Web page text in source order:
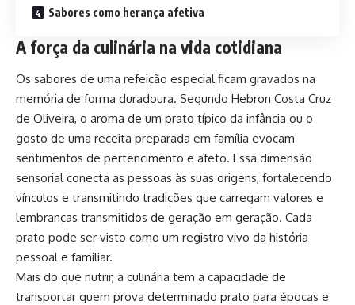
Sabores como herança afetiva
A força da culinária na vida cotidiana
Os sabores de uma refeição especial ficam gravados na
memória de forma duradoura. Segundo Hebron Costa Cruz
de Oliveira, o aroma de um prato típico da infância ou o
gosto de uma receita preparada em família evocam
sentimentos de pertencimento e afeto. Essa dimensão
sensorial conecta as pessoas às suas origens, fortalecendo
vínculos e transmitindo tradições que carregam valores e
lembranças transmitidos de geração em geração. Cada
prato pode ser visto como um registro vivo da história
pessoal e familiar.
Mais do que nutrir, a culinária tem a capacidade de
transportar quem prova determinado prato para épocas e